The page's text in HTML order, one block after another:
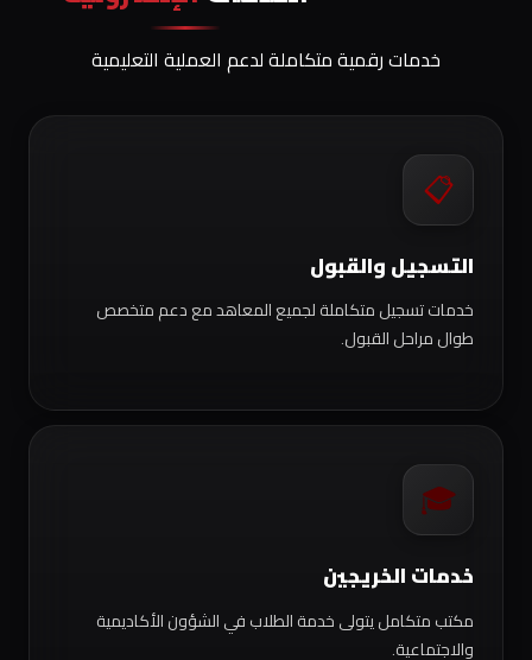
خدمات رقمية متكاملة لدعم العملية التعليمية
📋
التسجيل والقبول
خدمات تسجيل متكاملة لجميع المعاهد مع دعم متخصص
طوال مراحل القبول.
🎓
خدمات الخريجين
مكتب متكامل يتولى خدمة الطلاب في الشؤون الأكاديمية
والاجتماعية.